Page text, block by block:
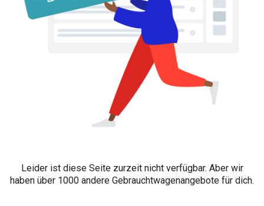
Leider ist diese Seite zurzeit nicht verfügbar. Aber wir
haben über 1000 andere Gebrauchtwagenangebote für dich.